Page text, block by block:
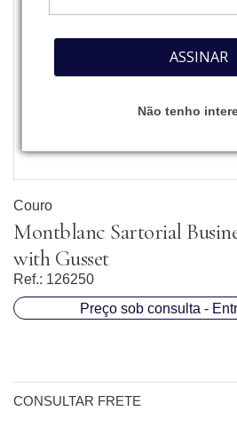
ASSINAR
Não tenho
Couro
Montblanc Sartorial
with Gusset
Ref.: 126250
Preço sob consulta -
CONSULTAR FRETE